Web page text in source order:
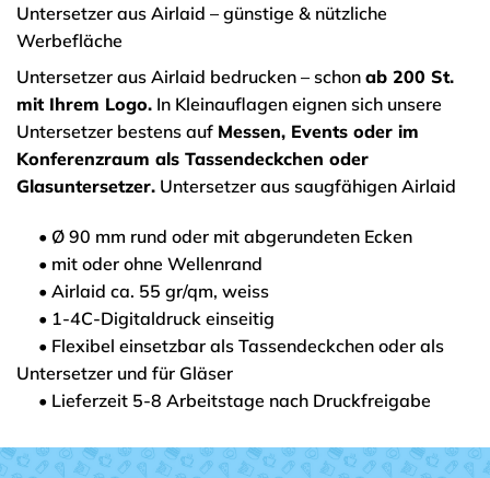
Untersetzer aus Airlaid – günstige & nützliche
Werbefläche
Untersetzer aus Airlaid bedrucken – schon ab 200 St.
mit Ihrem Logo. In Kleinauflagen eignen sich unsere
Untersetzer bestens auf Messen, Events oder im
Konferenzraum als Tassendeckchen oder
Glasuntersetzer. Untersetzer aus saugfähigen Airlaid
• Ø 90 mm rund oder mit abgerundeten Ecken
• mit oder ohne Wellenrand
• Airlaid ca. 55 gr/qm, weiss
• 1-4C-Digitaldruck einseitig
• Flexibel einsetzbar als Tassendeckchen oder als
Untersetzer und für Gläser
• Lieferzeit 5-8 Arbeitstage nach Druckfreigabe